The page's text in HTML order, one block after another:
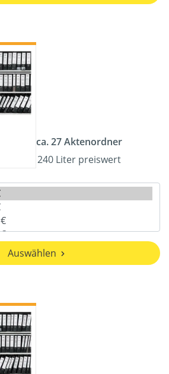
ca. 27 Aktenordner
240 Liter preiswert
Auswählen